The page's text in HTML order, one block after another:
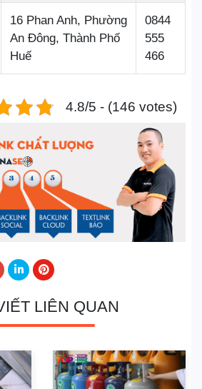
16 Phan Anh, Phường
An Đông, Thành Phố
Huế
0844
555
466
4.8/5 - (146 votes)
LIÊN QUAN